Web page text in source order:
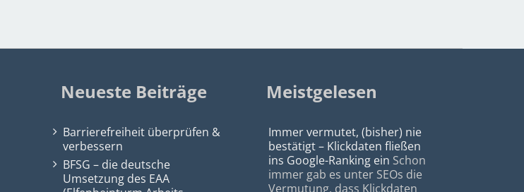
Neueste Beiträge
Barrierefreiheit überprüfen &
verbessern
BFSG – die deutsche
Umsetzung des EAA
Meistgelesen
Immer vermutet, (bisher) nie
bestätigt – Klickdaten fließen
ins Google-Ranking ein Schon
immer gab es unter SEOs die
Vermutung, dass Klickdaten